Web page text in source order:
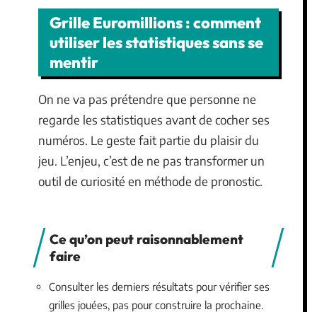
Grille Euromillions : comment
utiliser les statistiques sans se
mentir
On ne va pas prétendre que personne ne
regarde les statistiques avant de cocher ses
numéros. Le geste fait partie du plaisir du
jeu. L’enjeu, c’est de ne pas transformer un
outil de curiosité en méthode de pronostic.
Ce qu’on peut raisonnablement
faire
Consulter les derniers résultats pour vérifier ses
grilles jouées, pas pour construire la prochaine.